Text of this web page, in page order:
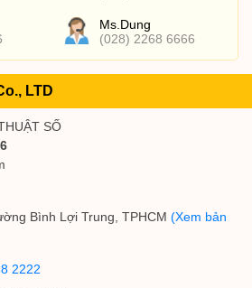
Ms.Dung
(028) 2268 6666
LTD
SỐ
Bình Lợi Trung, TPHCM (Xem bản
2222